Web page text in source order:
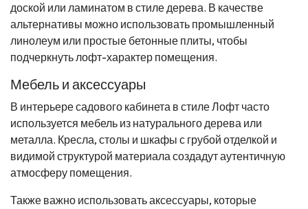
доской или ламинатом в стиле дерева. В качестве
альтернативы можно использовать промышленный
линолеум или простые бетонные плиты, чтобы
подчеркнуть лофт-характер помещения.
Мебель и аксессуары
В интерьере садового кабинета в стиле Лофт часто
используется мебель из натурального дерева или
металла. Кресла, столы и шкафы с грубой отделкой и
видимой структурой материала создадут аутентичную
атмосферу помещения.
Также важно использовать аксессуары, которые